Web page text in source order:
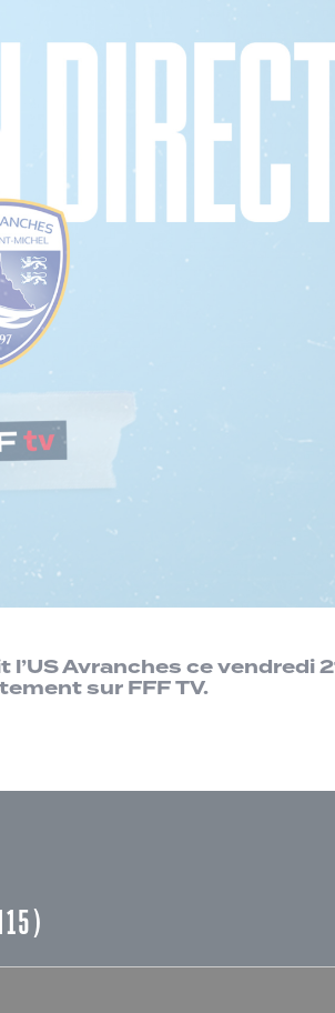
Avranches ce vendredi
sur FFF TV.